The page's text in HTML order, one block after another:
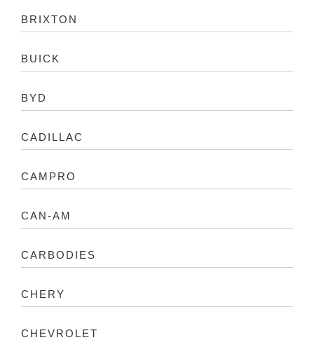
BRIXTON
BUICK
BYD
CADILLAC
CAMPRO
CAN-AM
CARBODIES
CHERY
CHEVROLET